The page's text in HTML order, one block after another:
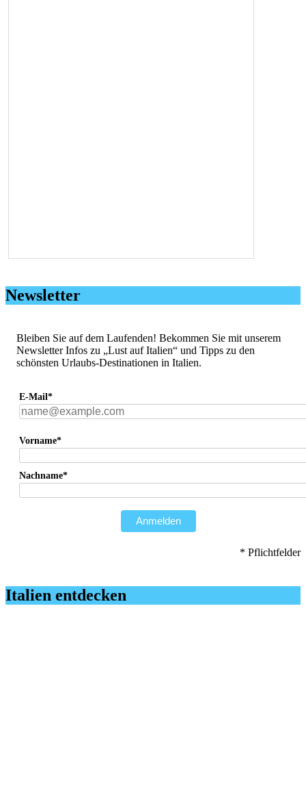
Newsletter
Bleiben Sie auf dem Laufenden! Bekommen Sie mit unserem
Newsletter Infos zu „Lust auf Italien“ und Tipps zu den
schönsten Urlaubs-Destinationen in Italien.
E-Mail*
Vorname*
Nachname*
Anmelden
* Pflichtfelder
Italien entdecken